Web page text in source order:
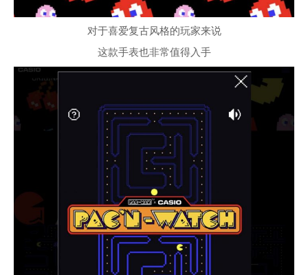
对于喜爱复古风格的玩家来说
这款手表也非常值得入手